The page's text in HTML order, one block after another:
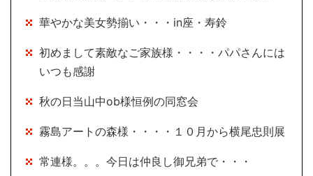
華やかな美女勢揃い・・・in座・寿鈴
初めまして素敵なご家族様・・・・パパさんには
いつも感謝
秋の日当山中ob様恒例の同窓会
霧島アートの森様・・・・１０月から横尾忠則展
常連様。。。今日は仲良し御兄弟で・・・